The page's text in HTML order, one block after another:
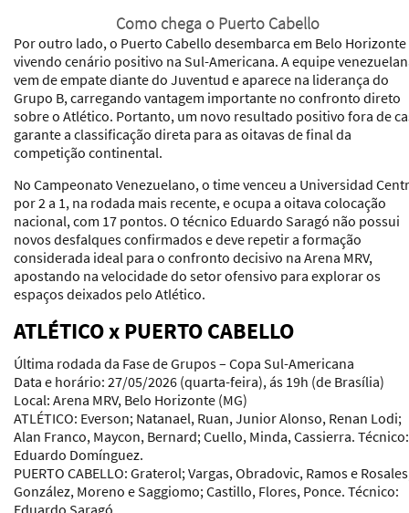
Como chega o Puerto Cabello
Por outro lado, o Puerto Cabello desembarca em Belo Horizonte
vivendo cenário positivo na Sul-Americana. A equipe
vem de empate diante do Juventud e aparece na liderança do
Grupo B, carregando vantagem importante no confronto direto
sobre o Atlético. Portanto, um novo resultado positivo fora de
garante a classificação direta para as oitavas de final da
competição continental.
No Campeonato Venezuelano, o time venceu a Universidad
por 2 a 1, na rodada mais recente, e ocupa a oitava colocação
nacional, com 17 pontos. O técnico Eduardo Saragó não possui
novos desfalques confirmados e deve repetir a formação
considerada ideal para o confronto decisivo na Arena MRV,
apostando na velocidade do setor ofensivo para explorar os
espaços deixados pelo Atlético.
ATLÉTICO x PUERTO CABELLO
Última rodada da Fase de Grupos – Copa Sul-Americana
Data e horário: 27/05/2026 (quarta-feira), ás 19h (de Brasília)
Local: Arena MRV, Belo Horizonte (MG)
ATLÉTICO: Everson; Natanael, Ruan, Junior Alonso, Renan Lodi;
Alan Franco, Maycon, Bernard; Cuello, Minda, Cassierra. Técnico:
Eduardo Domínguez.
PUERTO CABELLO: Graterol; Vargas, Obradovic, Ramos e
González, Moreno e Saggiomo; Castillo, Flores, Ponce. Técnico:
Eduardo Saragó.